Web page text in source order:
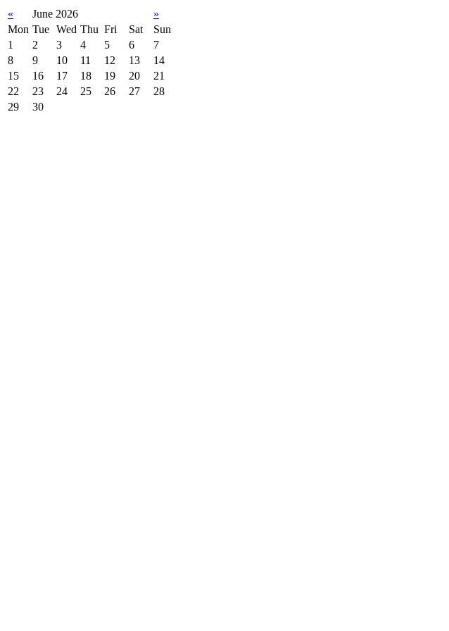
« June 2026
»
Mon Tue Wed Thu Fri Sat
Sun
1
2 3 4 5 6
7
8
9 10 11 12 13
14
15
16 17 18 19 20
21
22
23 24 25 26 27
28
29
30